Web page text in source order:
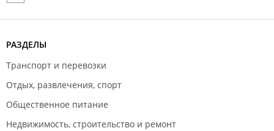
РАЗДЕЛЫ
Транспорт и перевозки
Отдых, развлечения, спорт
Общественное питание
Недвижимость, строительство и ремонт